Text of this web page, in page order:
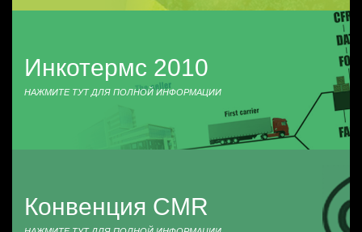
Инкотермс 2010
НАЖМИТЕ ТУТ ДЛЯ ПОЛНОЙ ИНФОРМАЦИИ
Конвенция CMR